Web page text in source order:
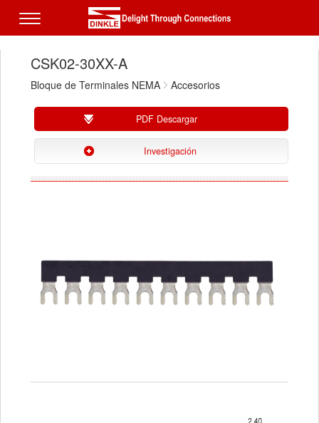
CSK02-30XX-A
Bloque de Terminales NEMA Accesorios
PDF Descargar
Investigación